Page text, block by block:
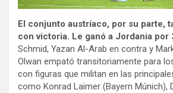
El conjunto austríaco, por su parte,
con victoria. Le ganó a Jordania por
Schmid, Yazan Al-Arab en contra y
Olwan empató transitoriamente para
con figuras que militan en las
como Konrad Laimer (Bayern Múnich),